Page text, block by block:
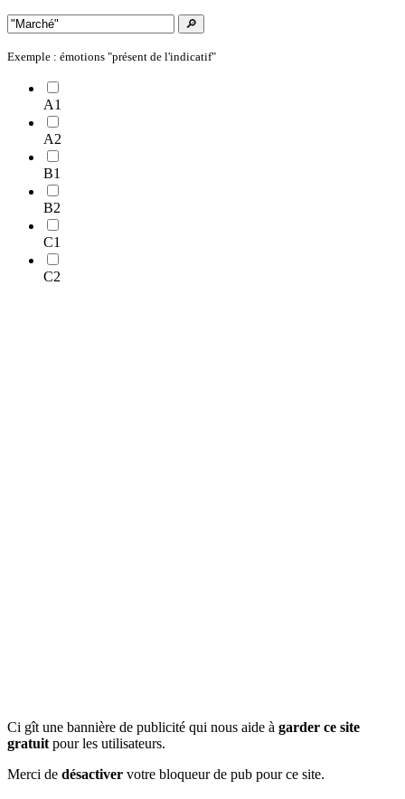
🔎
Exemple : émotions "présent de l'indicatif"
A1
A2
B1
B2
C1
C2
Ci gît une bannière de publicité qui nous aide à garder ce site
gratuit pour les utilisateurs.
Merci de désactiver votre bloqueur de pub pour ce site.